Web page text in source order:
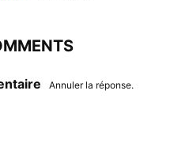
Annuler la réponse.